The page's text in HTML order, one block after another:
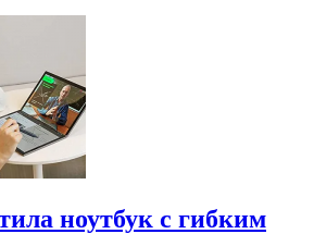
ноутбук с гибким